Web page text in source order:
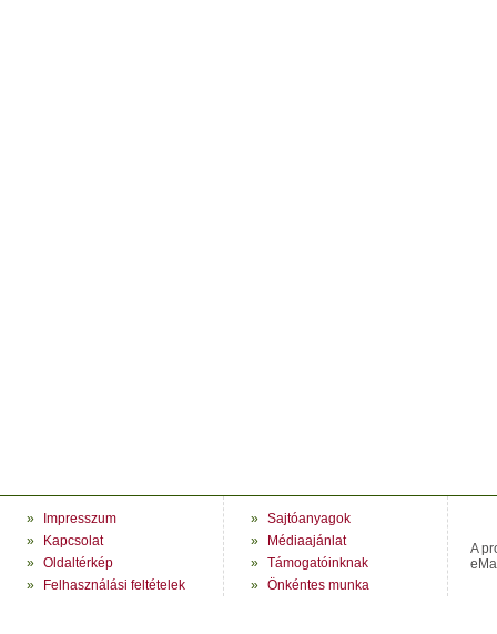
»
Impresszum
»
Kapcsolat
» Oldaltérkép
»
Felhasználási feltételek
» Sajtóanyagok
»
Médiaajánlat
» Támogatóinknak
» Önkéntes munka
A